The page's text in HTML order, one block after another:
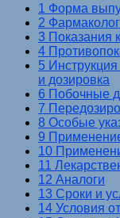
1 Форма
2
3 Показания
4
5
и дозировка
6 Побочные
7
8 Особые
9
10
11
12 Аналоги
13 Сроки и
14 Условия